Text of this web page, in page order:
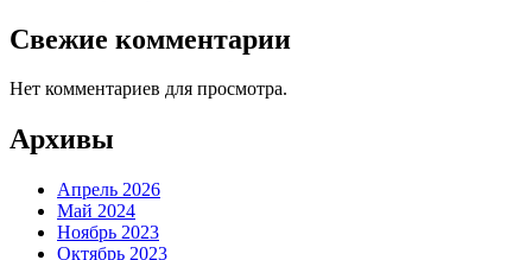
Свежие комментарии
Нет комментариев для просмотра.
Архивы
Апрель 2026
Май 2024
Ноябрь 2023
Октябрь 2023